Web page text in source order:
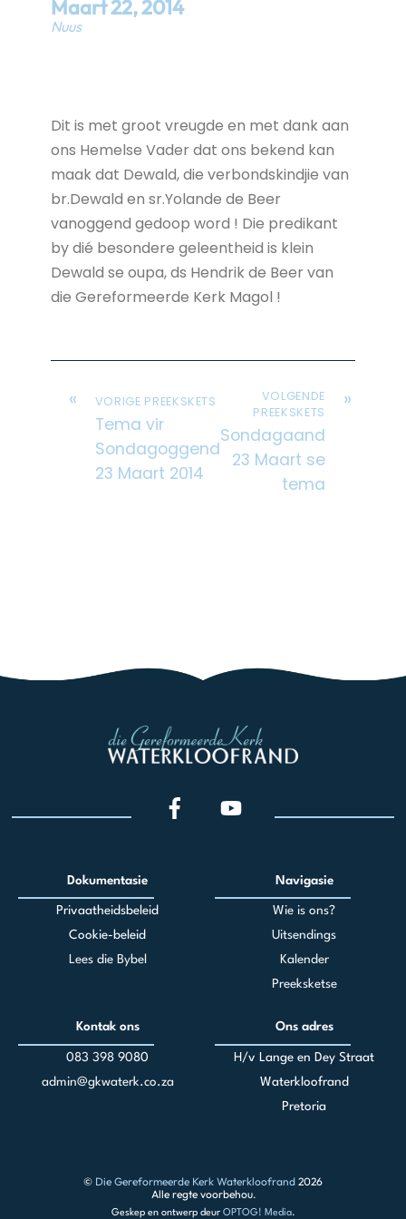
Maart22,2014
Nuus
Dit is met groot vreugde en met dank aan
ons Hemelse Vader dat ons bekend kan
maak dat Dewald, die verbondskindjie van
br.Dewald en sr.Yolande de Beer
vanoggend gedoop word ! Die predikant
by dié besondere geleentheid is klein
Dewald se oupa, ds Hendrik de Beer van
die Gereformeerde Kerk Magol !
« VORIGE PREEKSKETS
Tema vir
Sondagoggend
23 Maart 2014
»
VOLGENDE
PREEKSKETS
Sondagaand
23 Maart se
tema
Dokumentasie
Privaatheidsbeleid
Cookie-beleid
Lees die Bybel
Navigasie
Wie is ons?
Uitsendings
Kalender
Preeksketse
Kontak ons
083 398 9080
admin@gkwaterk.co.za
Ons adres
H/v Lange en Dey Straat
Waterkloofrand
Pretoria
© Die Gereformeerde Kerk Waterkloofrand 2026
Alle regte voorbehou.
Geskep en ontwerp deur OPTOG! Media.